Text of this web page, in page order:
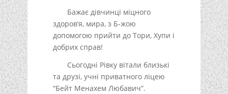
Бажає дівчинці міцного
здоров’я, мира, з Б-жою
допомогою прийти до Тори, Хупи і
добрих справ!
Сьогодні Рівку вітали близькі
та друзі, учні приватного ліцею
“Бейт Менахем Любавич”.